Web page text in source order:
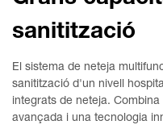
sanitització
El sistema de neteja
sanitització d'un nivell
integrats de neteja.
avançada i una tecnologia